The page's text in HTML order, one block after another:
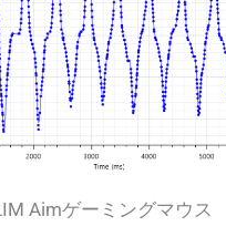
Aimゲーミングマウス